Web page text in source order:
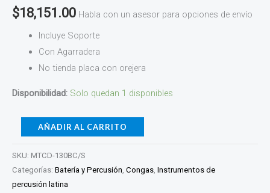
$18,151.00 Habla con un asesor para opciones de envío
Incluye Soporte
Con Agarradera
No tienda placa con orejera
Disponibilidad: Solo quedan 1 disponibles
AÑADIR AL CARRITO
SKU: MTCD-130BC/S
Categorías: Batería y Percusión Congas Instrumentos de
percusión latina